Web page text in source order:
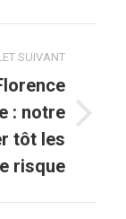
SUIVANT
: notre
tôt les
risque